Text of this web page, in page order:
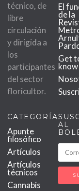
técnico, de
libre
circulación
y dirigida a
los
participantes
del sector
floricultor.
El
de la
Get
know
CATEGORÍAS
Apunte
filosófico
Artículos
Artículos
técnicos
Cannabis
AL